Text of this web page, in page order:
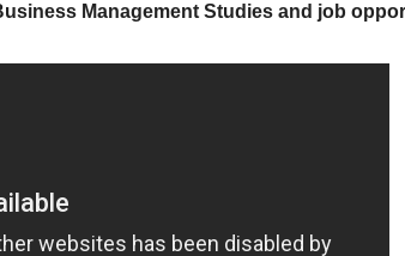
– Business Management Studies and job